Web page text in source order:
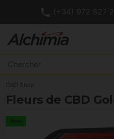
(+34) 972 527
CBD Shop
Fleurs de CBD
New